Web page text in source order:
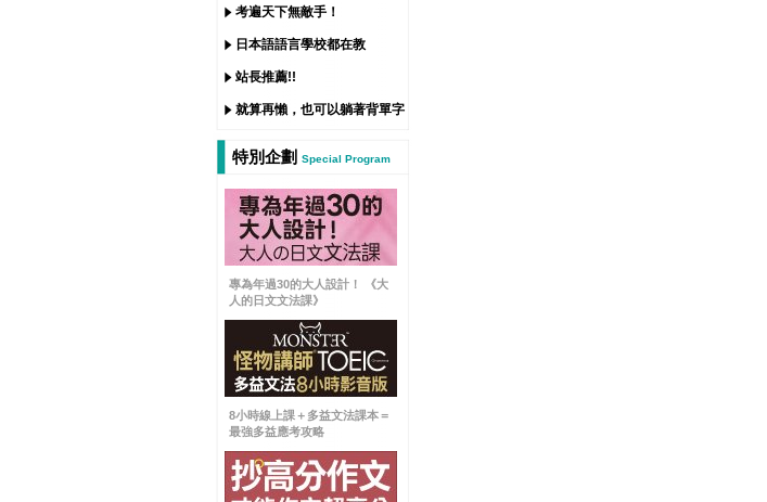
考遍天下無敵手！
日本語語言學校都在教
站長推薦!!
就算再懶，也可以躺著背單字
特別企劃 Special Program
專為年過30的大人設計！ 《大
人的日文文法課》
8小時線上課＋多益文法課本＝
最強多益應考攻略